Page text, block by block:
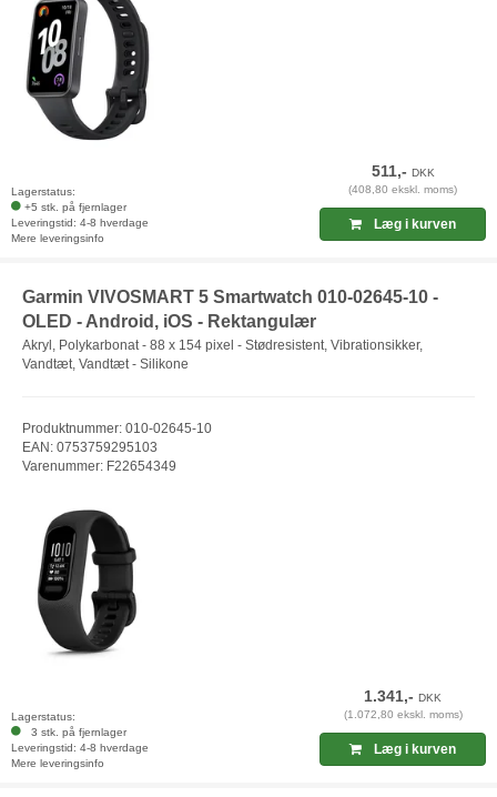
Lagerstatus:
+5 stk. på fjernlager
Leveringstid: 4-8 hverdage
Mere leveringsinfo
511,- DKK
(408,80 ekskl. moms)
Læg i kurven
Garmin VIVOSMART 5 Smartwatch 010-02645-10 -
OLED - Android, iOS - Rektangulær
Akryl, Polykarbonat - 88 x 154 pixel - Stødresistent, Vibrationsikker,
Vandtæt, Vandtæt - Silikone
Produktnummer: 010-02645-10
EAN: 0753759295103
Varenummer: F22654349
Lagerstatus:
3 stk. på fjernlager
Leveringstid: 4-8 hverdage
Mere leveringsinfo
1.341,-DKK
(1.072,80 ekskl. moms)
Læg i kurven